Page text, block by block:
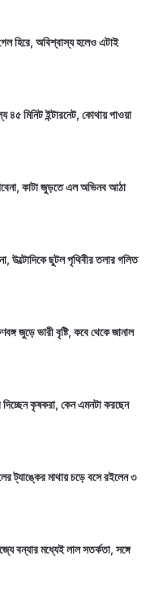
হিরে, অবিশ্বাস্য হলেও এটাই
৪৫ মিনিট ইন্টারনেট, কোথায় পাওয়া
কাটা জুড়তে এল অভিনব আঠা
উল্টোদিকে ছুটল পৃথিবীর তলার গলিত
জুড়ে ভারী বৃষ্টি, কবে থেকে জানাল
দিচ্ছেন কৃষকরা, কেন এমনটা করছেন
ট্যাঙ্কের মাথায় চড়ে বসে রইলেন ৩
বন্যার মধ্যেই লাল সতর্কতা, সঙ্গে